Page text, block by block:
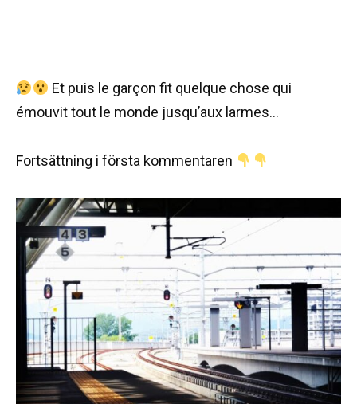
Et puis le garçon fit quelque chose qui
émouvit tout le monde jusqu’aux larmes…
Fortsättning i första kommentaren